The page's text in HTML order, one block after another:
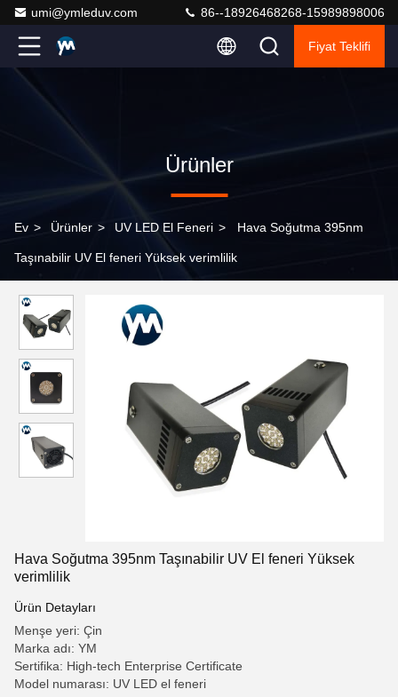
umi@ymleduv.com 86--18926468268-15989898006
Fiyat Teklifi
Ürünler
Ev > Ürünler > UV LED El Feneri > Hava Soğutma 395nm
Taşınabilir UV El feneri Yüksek verimlilik
Hava Soğutma 395nm Taşınabilir UV El feneri Yüksek
verimlilik
Ürün Detayları
Menşe yeri: Çin
Marka adı: YM
Sertifika: High-tech Enterprise Certificate
Model numarası: UV LED el feneri